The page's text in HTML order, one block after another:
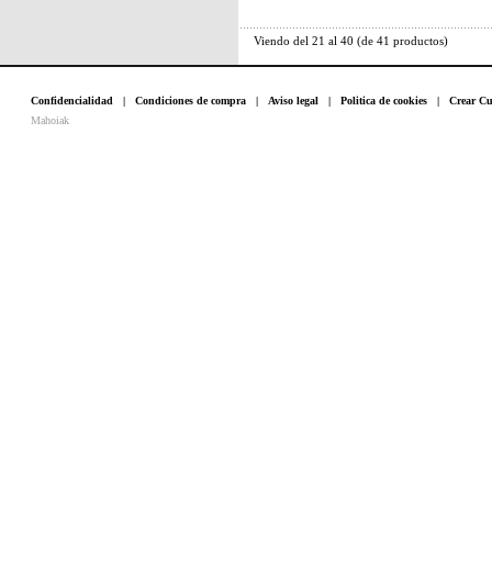
Viendo del 21 al 40 (de 41 productos)
Confidencialidad | Condiciones de compra | Aviso legal | Politica de cookies | Crear
Mahoiak